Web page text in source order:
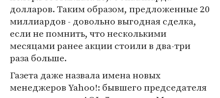
долларов. Таким образом, предложенные 20
миллиардов - довольно выгодная сделка,
если не помнить, что несколькими
месяцами ранее акции стоили в два-три
раза больше.
Газета даже назвала имена новых
менеджеров Yahoo!: бывшего председателя